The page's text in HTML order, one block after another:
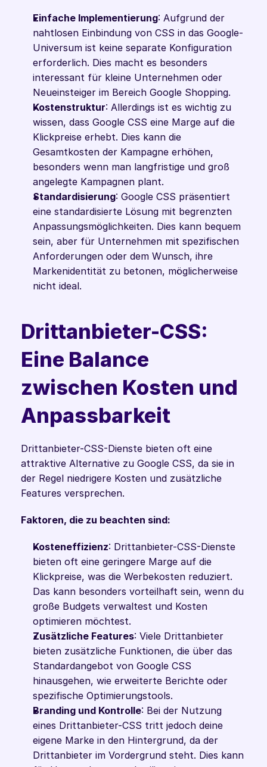
Einfache Implementierung: Aufgrund der
nahtlosen Einbindung von CSS in das Google-
Universum ist keine separate Konfiguration
erforderlich. Dies macht es besonders
interessant für kleine Unternehmen oder
Neueinsteiger im Bereich Google Shopping.
Kostenstruktur: Allerdings ist es wichtig zu
wissen, dass Google CSS eine Marge auf die
Klickpreise erhebt. Dies kann die
Gesamtkosten der Kampagne erhöhen,
besonders wenn man langfristige und groß
angelegte Kampagnen plant.
Standardisierung: Google CSS präsentiert
eine standardisierte Lösung mit begrenzten
Anpassungsmöglichkeiten. Dies kann bequem
sein, aber für Unternehmen mit spezifischen
Anforderungen oder dem Wunsch, ihre
Markenidentität zu betonen, möglicherweise
nicht ideal.
Drittanbieter-CSS:
Eine Balance
zwischen Kosten und
Anpassbarkeit
Drittanbieter-CSS-Dienste bieten oft eine
attraktive Alternative zu Google CSS, da sie in
der Regel niedrigere Kosten und zusätzliche
Features versprechen.
Faktoren, die zu beachten sind:
Kosteneffizienz: Drittanbieter-CSS-Dienste
bieten oft eine geringere Marge auf die
Klickpreise, was die Werbekosten reduziert.
Das kann besonders vorteilhaft sein, wenn du
große Budgets verwaltest und Kosten
optimieren möchtest.
Zusätzliche Features: Viele Drittanbieter
bieten zusätzliche Funktionen, die über das
Standardangebot von Google CSS
hinausgehen, wie erweiterte Berichte oder
spezifische Optimierungstools.
Branding und Kontrolle: Bei der Nutzung
eines Drittanbieter-CSS tritt jedoch deine
eigene Marke in den Hintergrund, da der
Drittanbieter im Vordergrund steht. Dies kann